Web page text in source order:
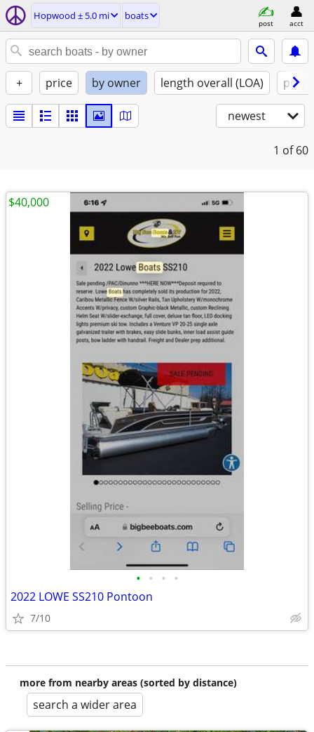
Hopwood ± 5.0 mi boats
post acct
+ price by owner length overall (LOA)
newest
1 of 60
• • • •
2022 LOWE SS210 Pontoon
7/10
$40,000
more from nearby areas (sorted by distance)
search a wider area